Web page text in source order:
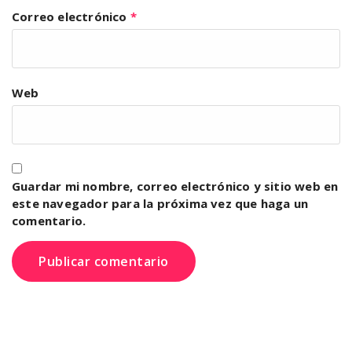
Correo electrónico *
Web
Guardar mi nombre, correo electrónico y sitio web en
este navegador para la próxima vez que haga un
comentario.